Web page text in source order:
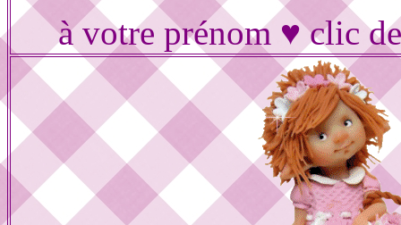
à votre prénom ♥ clic